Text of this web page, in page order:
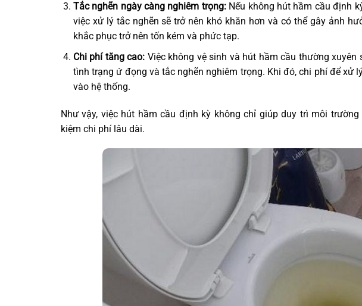
Tắc nghẽn ngày càng nghiêm trọng:Nếu không hút hầm cầu định
việc xử lý tắc nghẽn sẽ trở nên khó khăn hơn và có thể gây ảnh
khắc phục trở nên tốn kém và phức tạp.
Chi phí tăng cao: Việc không vệ sinh và hút hầm cầu thường
tình trạng ứ đọng và tắc nghẽn nghiêm trọng. Khi đó, chi phí để xử
vào hệ thống.
Như vậy, việc hút hầm cầu định kỳ không chỉ giúp duy trì môi
kiệm chi phí lâu dài.